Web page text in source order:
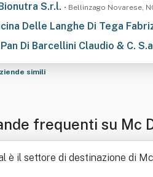
S.r.l. • Bellinzago Novarese,
Delle Langhe Di Tega
Di Barcellini Claudio & C.
simili
frequenti su Mc
è il settore di destinazione di